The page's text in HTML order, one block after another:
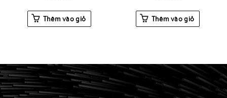
Thêm vào giỏ Thêm vào giỏ